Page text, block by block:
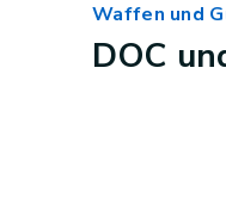
Waffen und
DOC